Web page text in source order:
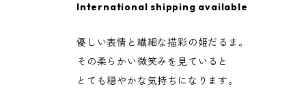
International shipping available
優しい表情と繊細な描彩の姫だるま。
その柔らかい微笑みを見ていると
とても穏やかな気持ちになります。